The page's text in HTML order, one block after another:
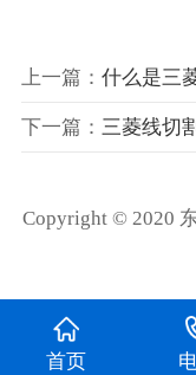
上一篇： 什么是三
下一篇： 三菱线切
Copyright © 2020
首页